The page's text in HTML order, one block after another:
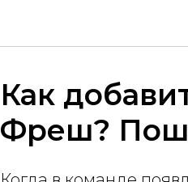
Как
Фреш?